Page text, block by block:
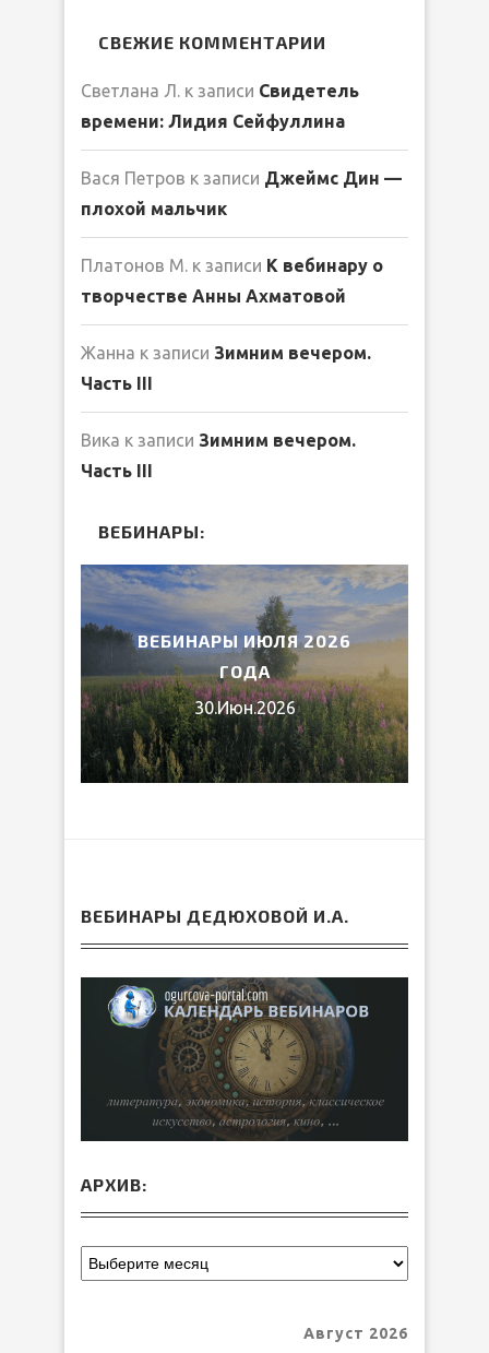
СВЕЖИЕ КОММЕНТАРИИ
Светлана Л. к записи Свидетель
времени: Лидия Сейфуллина
Вася Петров к записи Джеймс Дин —
плохой мальчик
Платонов М. к записи К вебинару о
творчестве Анны Ахматовой
Жанна к записи Зимним вечером.
Часть III
Вика к записи Зимним вечером.
Часть III
ВЕБИНАРЫ:
ВЕБИНАРЫ ИЮЛЯ 2026
ГОДА
30.Июн.2026
ВЕБИНАРЫ ДЕДЮХОВОЙ И.А.
АРХИВ:
Август 2026